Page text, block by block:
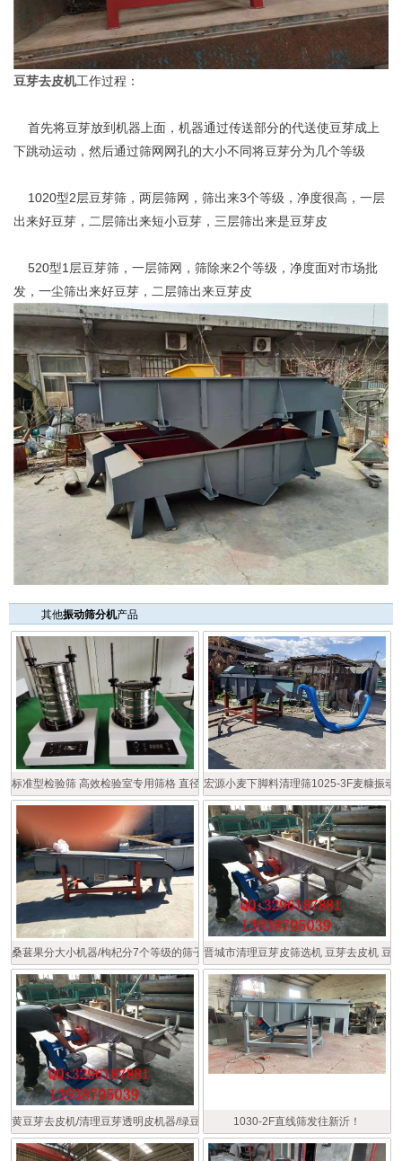
豆芽去皮机工作过程：
首先将豆芽放到机器上面，机器通过传送部分的代送使豆芽成上
下跳动运动，然后通过筛网网孔的大小不同将豆芽分为几个等级
1020型2层豆芽筛，两层筛网，筛出来3个等级，净度很高，一层
出来好豆芽，二层筛出来短小豆芽，三层筛出来是豆芽皮
520型1层豆芽筛，一层筛网，筛除来2个等级，净度面对市场批
发，一尘筛出来好豆芽，二层筛出来豆芽皮
其他振动筛分机产品
标准型检验筛 高效检验室专用筛格 直径200型多层检验筛宏源小麦下脚料清理筛1025-3F麦糠振动
桑葚果分大小机器/枸杞分7个等级的筛子/食品分级筛晋城市清理豆芽皮筛选机 豆芽去皮机 豆
黄豆芽去皮机/清理豆芽透明皮机器/绿豆芽脱水去皮机1030-2F直线筛发往新沂！